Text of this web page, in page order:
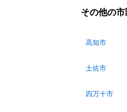
その他の
高知市
土佐市
四万十市